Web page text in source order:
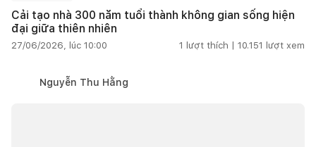
Cải tạo nhà 300 năm tuổi thành không gian sống hiện
đại giữa thiên nhiên
27/06/2026, lúc 10:00 1 lượt thích | 10.151 lượt xem
Nguyễn Thu Hằng